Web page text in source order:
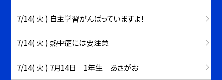
7/14( 火 ) 自主学習がんばっていますよ！
7/14( 火 ) 熱中症には要注意
7/14( 火 ) 7月14日 1年生 あさがお